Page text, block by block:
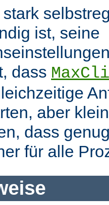
ist, seine
dass
aber
dass
für alle